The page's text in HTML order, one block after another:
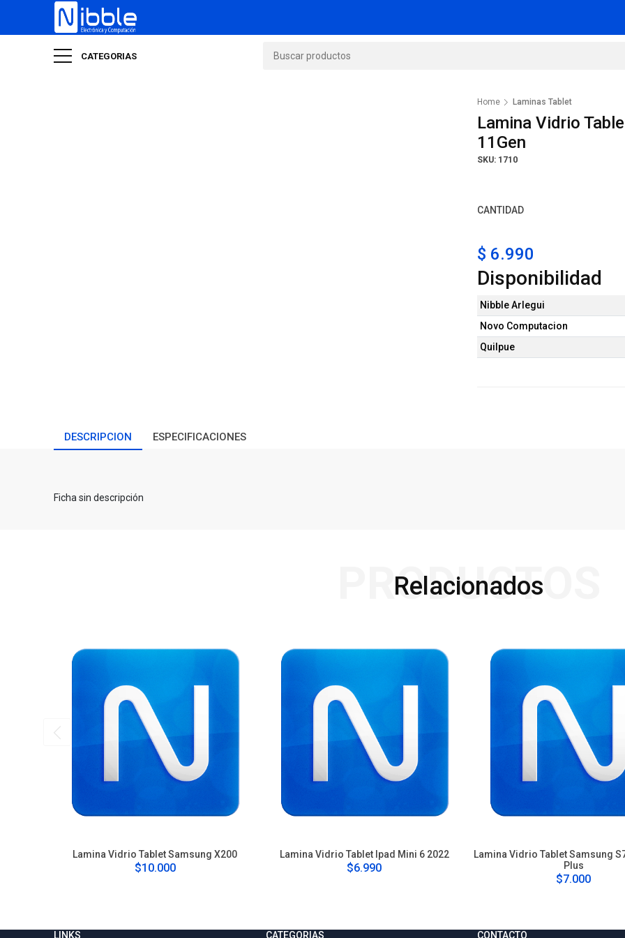
CATEGORIAS
Home Laminas Tablet
Lamina Vidrio
11Gen
SKU: 1710
CANTIDAD
$ 6.990
Disponibilidad
Nibble Arlegui
Novo Computacion
Quilpue
DESCRIPCION ESPECIFICACIONES
Ficha sin descripción
Relacionados
PRODUCTOS
Lamina Vidrio Tablet Samsung X200
$10.000
Lamina Vidrio Tablet Ipad Mini 6 2022
$6.990
Lamina Vidrio Tablet Samsung
Plus
$7.000
LINKS CATEGORIAS CONTACTO